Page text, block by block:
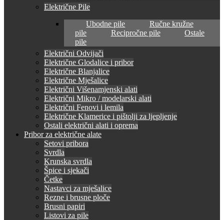
Električne Pile
Ubodne pile
Ručne kružne
pile
Recipročne pile
Ostale
pile
Električni Odvijači
Električne Glodalice i pribor
Električne Blanjalice
Električne Mješalice
Električni Višenamjenski alati
Električni Mikro / modelarski alati
Električni Fenovi i lemila
Električne Klamerice i pištolji za ljepljenje
Ostali električni alati i oprema
Pribor za električne alate
Setovi pribora
Svrdla
Krunska svrdla
Špice i sjekači
Četke
Nastavci za mješalice
Rezne i brusne ploče
Brusni papiri
Listovi za pile